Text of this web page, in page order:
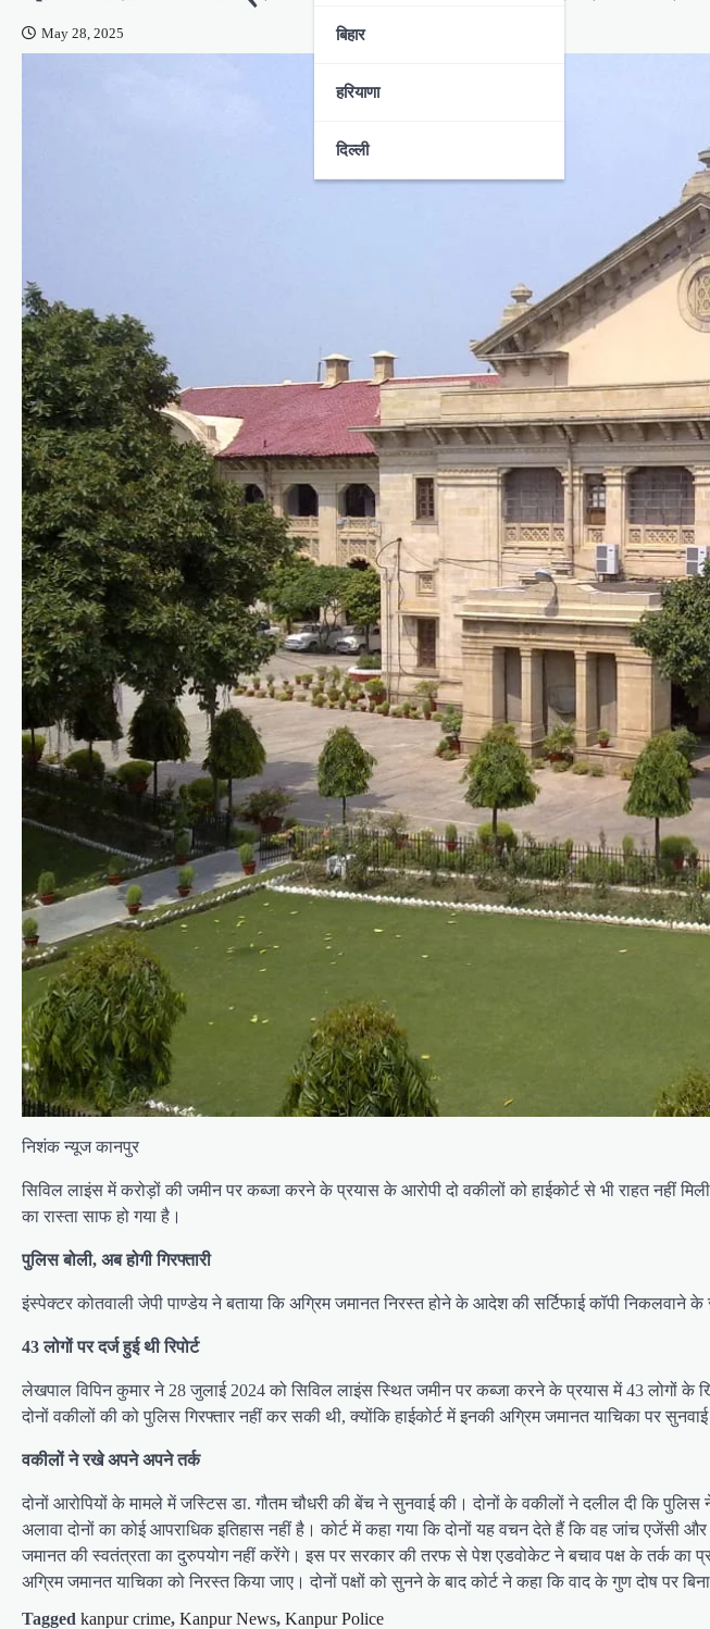
बिहार
हरियाणा
दिल्ली
May 28, 2025
निशंक न्यूज कानपुर
सिविल लाइंस में करोड़ों की जमीन पर कब्जा करने के प्रयास के आरोपी दो वकीलों को हाईकोर्ट से भी राहत नहीं
का रास्ता साफ हो गया है।
पुलिस बोली, अब होगी गिरफ्तारी
इंस्पेक्टर कोतवाली जेपी पाण्डेय ने बताया कि अग्रिम जमानत निरस्त होने के आदेश की सर्टिफाई कॉपी निकलवाने के
43 लोगों पर दर्ज हुई थी रिपोर्ट
लेखपाल विपिन कुमार ने 28 जुलाई 2024 को सिविल लाइंस स्थित जमीन पर कब्जा करने के प्रयास में 43 लोगों के
दोनों वकीलों की को पुलिस गिरफ्तार नहीं कर सकी थी, क्योंकि हाईकोर्ट में इनकी अग्रिम जमानत याचिका पर
वकीलों ने रखे अपने अपने तर्क
दोनों आरोपियों के मामले में जस्टिस डा. गौतम चौधरी की बेंच ने सुनवाई की। दोनों के वकीलों ने दलील दी कि
अलावा दोनों का कोई आपराधिक इतिहास नहीं है। कोर्ट में कहा गया कि दोनों यह वचन देते हैं कि वह जांच एजेंसी
जमानत की स्वतंत्रता का दुरुपयोग नहीं करेंगे। इस पर सरकार की तरफ से पेश एडवोकेट ने बचाव पक्ष के तर्क का
अग्रिम जमानत याचिका को निरस्त किया जाए। दोनों पक्षों को सुनने के बाद कोर्ट ने कहा कि वाद के गुण दोष पर
Tagged kanpur crime, Kanpur News, Kanpur Police